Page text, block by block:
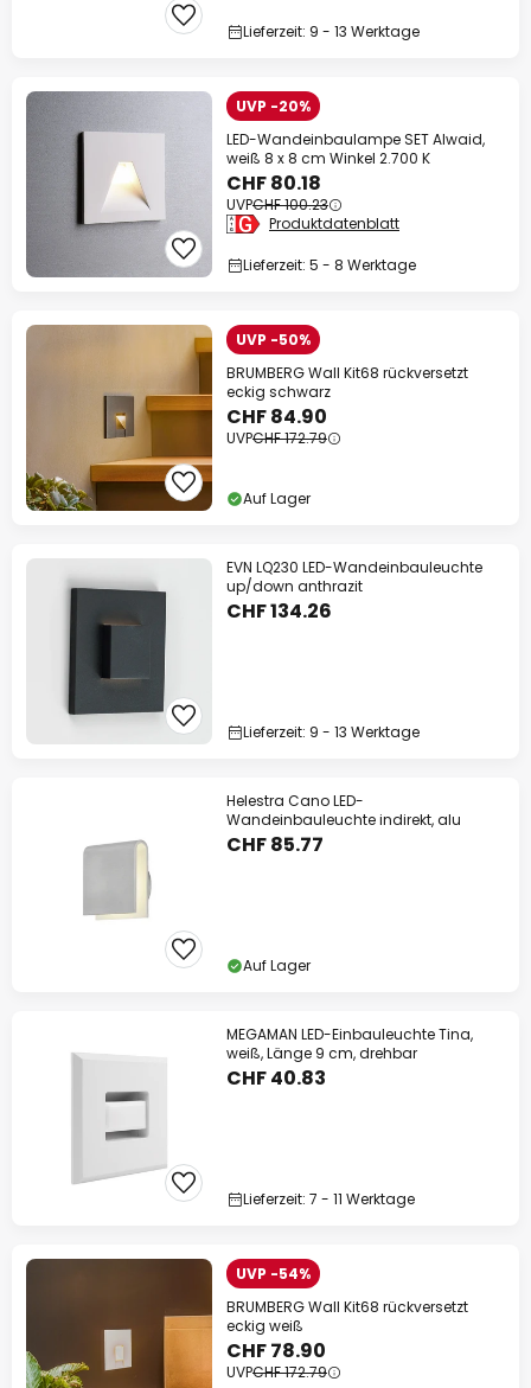
Lieferzeit: 9 - 13 Werktage
UVP -20%
LED-Wandeinbaulampe SET Alwaid,
weiß 8 x 8 cm Winkel 2.700 K
CHF 80.18
UVPCHF 100.23
Produktdatenblatt
Lieferzeit: 5 - 8 Werktage
UVP -50%
BRUMBERG Wall Kit68 rückversetzt
eckig schwarz
CHF 84.90
UVPCHF 172.79
Auf Lager
EVN LQ230 LED-Wandeinbauleuchte
up/down anthrazit
CHF 134.26
Lieferzeit: 9 - 13 Werktage
Helestra Cano LED-
Wandeinbauleuchte indirekt, alu
CHF 85.77
Auf Lager
MEGAMAN LED-Einbauleuchte Tina,
weiß, Länge 9 cm, drehbar
CHF 40.83
Lieferzeit: 7 - 11 Werktage
UVP -54%
BRUMBERG Wall Kit68 rückversetzt
eckig weiß
CHF 78.90
UVPCHF 172.79